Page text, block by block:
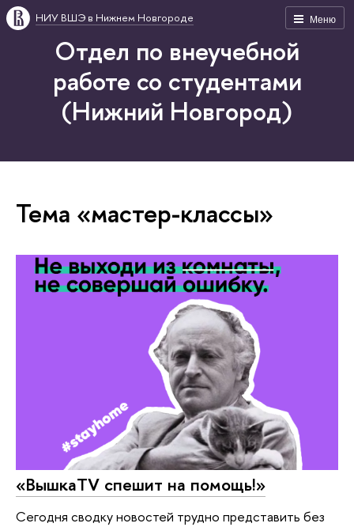
Меню
НИУ ВШЭ в Нижнем Новгороде
Отдел по внеучебной
работе со студентами
(Нижний Новгород)
Тема «мастер-классы»
«ВышкаTV спешит на помощь!»
Сегодня сводку новостей трудно представить без